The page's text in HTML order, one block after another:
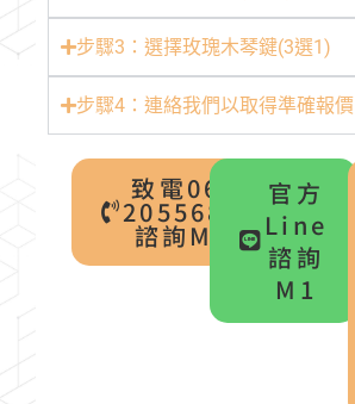
步驟3：選擇玫瑰木琴鍵(3選1)
步驟4：連絡我們以取得準確報價
致電06-
2055688
諮詢M1
官方
Line
諮詢
M1